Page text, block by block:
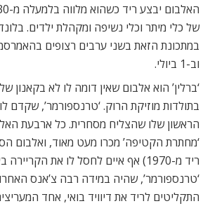
של כלי מיתר וכלי נשיפה ומקהלת ילדים.
וב-1 ביולי.
‘ברלין’ הוא אלבום שאין דומה לו לא בקאנון
בתולדות מוזיקת הרוק. ‘טרנספורמר’, שקדם
הראשון שלו שהצליח מסחרית. כל ארבעת
‘מחתרת הקטיפה’ מכרו מעט מאוד, ואלבום
ריד מ-1970) אף איים לחסל לו את
‘טרנספורמר’, שהיה במידה רבה צ’אנס
התקליטים לריד את דיוויד בואי, אחד